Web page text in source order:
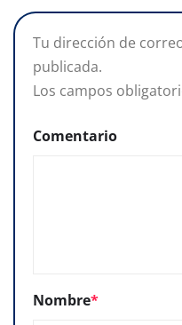
Tu dirección de
publicada.
Los campos
Comentario
Nombre*